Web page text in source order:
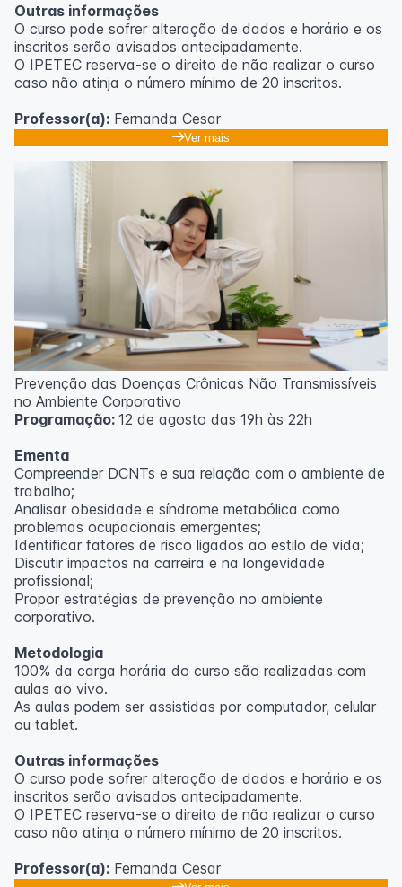
Outras informações
O curso pode sofrer alteração de dados e horário e os
inscritos serão avisados ​​antecipadamente.
O IPETEC reserva-se o direito de não realizar o curso
caso não atinja o número mínimo de 20 inscritos.
Professor(a): Fernanda Cesar
Ver mais
Prevenção das Doenças Crônicas Não Transmissíveis
no Ambiente Corporativo
Programação: 12 de agosto das 19h às 22h
Ementa
Compreender DCNTs e sua relação com o ambiente de
trabalho;
Analisar obesidade e síndrome metabólica como
problemas ocupacionais emergentes;
Identificar fatores de risco ligados ao estilo de vida;
Discutir impactos na carreira e na longevidade
profissional;
Propor estratégias de prevenção no ambiente
corporativo.
Metodologia
100% da carga horária do curso são realizadas com
aulas ao vivo.
As aulas podem ser assistidas por computador, celular
ou tablet.
Outras informações
O curso pode sofrer alteração de dados e horário e os
inscritos serão avisados ​​antecipadamente.
O IPETEC reserva-se o direito de não realizar o curso
caso não atinja o número mínimo de 20 inscritos.
Professor(a): Fernanda Cesar